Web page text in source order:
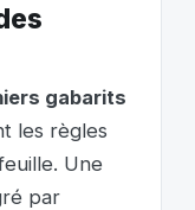
gabarits
les règles
Une
par